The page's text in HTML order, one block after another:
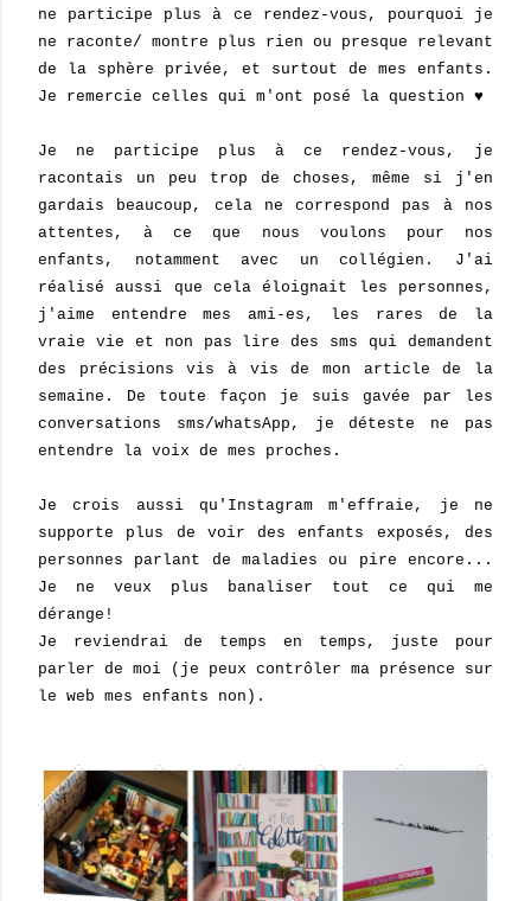
ne participe plus à ce rendez-vous, pourquoi je
ne raconte/ montre plus rien ou presque relevant
de la sphère privée, et surtout de mes enfants.
Je remercie celles qui m'ont posé la question ♥
Je ne participe plus à ce rendez-vous, je
racontais un peu trop de choses, même si j'en
gardais beaucoup, cela ne correspond pas à nos
attentes, à ce que nous voulons pour nos
enfants, notamment avec un collégien. J'ai
réalisé aussi que cela éloignait les personnes,
j'aime entendre mes ami-es, les rares de la
vraie vie et non pas lire des sms qui demandent
des précisions vis à vis de mon article de la
semaine. De toute façon je suis gavée par les
conversations sms/whatsApp, je déteste ne pas
entendre la voix de mes proches.
Je crois aussi qu'Instagram m'effraie, je ne
supporte plus de voir des enfants exposés, des
personnes parlant de maladies ou pire encore...
Je ne veux plus banaliser tout ce qui me
dérange!
Je reviendrai de temps en temps, juste pour
parler de moi (je peux contrôler ma présence sur
le web mes enfants non).